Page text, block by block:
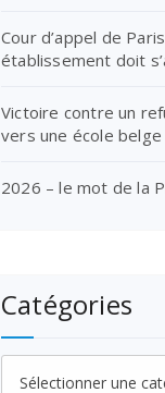
Cour d’appel de
établissement doit
Victoire contre un
vers une école belge
2026 – le mot de la
Catégories